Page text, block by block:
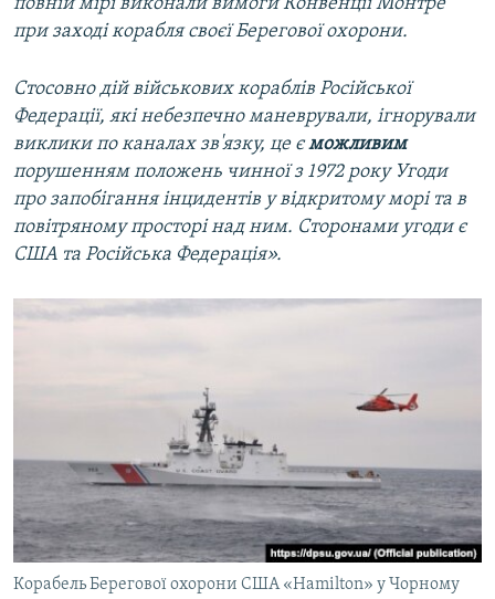
при заході корабля своєї Берегової охорони.
Стосовно дій військових кораблів Російської
Федерації, які небезпечно маневрували, ігнорували
виклики по каналах зв'язку, це єможливим
порушенням положень чинної з 1972 року Угоди
про запобігання інцидентів у відкритому морі та в
повітряному просторі над ним. Сторонами угоди є
США та Російська Федерація».
Корабель Берегової охорони США «Hamilton» у Чорному